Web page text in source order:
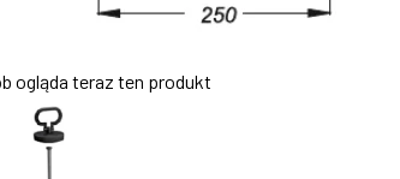
ogląda teraz ten produkt